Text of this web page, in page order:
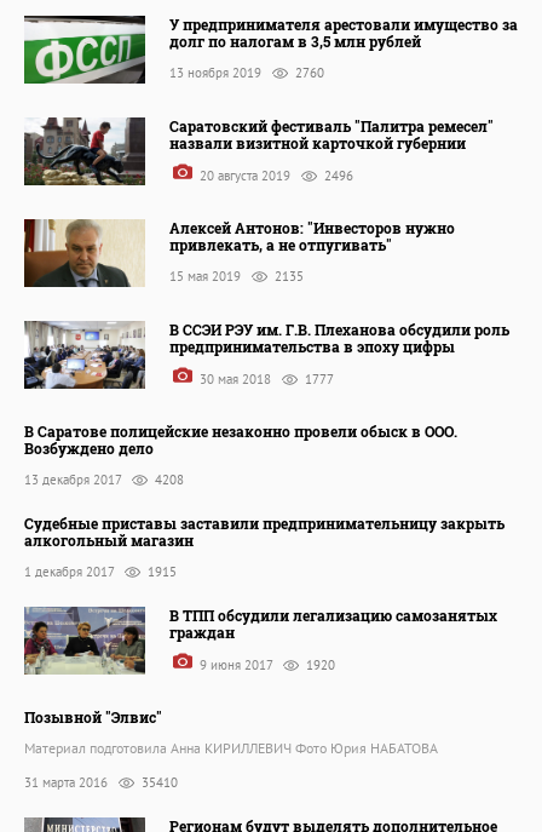
У предпринимателя арестовали имущество за
долг по налогам в 3,5 млн рублей
13 ноября 2019 2760
Саратовский фестиваль "Палитра ремесел"
назвали визитной карточкой губернии
20 августа 2019 2496
Алексей Антонов: "Инвесторов нужно
привлекать, а не отпугивать"
15 мая 2019 2135
В ССЭИ РЭУ им. Г.В. Плеханова обсудили роль
предпринимательства в эпоху цифры
30 мая 2018 1777
В Саратове полицейские незаконно провели обыск в ООО.
Возбуждено дело
13 декабря 2017 4208
Судебные приставы заставили предпринимательницу закрыть
алкогольный магазин
1 декабря 2017 1915
В ТПП обсудили легализацию самозанятых
граждан
9 июня 2017 1920
Позывной "Элвис"
Материал подготовила Анна КИРИЛЛЕВИЧ Фото Юрия НАБАТОВА
31 марта 2016 35410
Регионам будут выделять дополнительное